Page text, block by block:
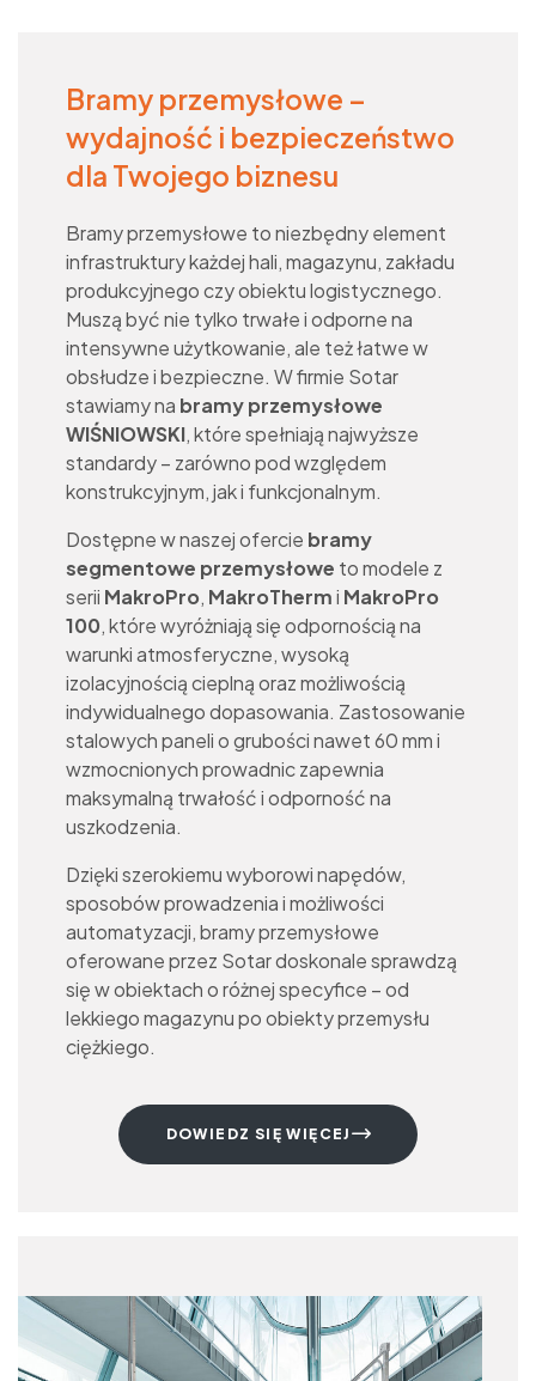
Bramy przemysłowe –
wydajność i bezpieczeństwo
dla Twojego biznesu
Bramy przemysłowe to niezbędny element
infrastruktury każdej hali, magazynu, zakładu
produkcyjnego czy obiektu logistycznego.
Muszą być nie tylko trwałe i odporne na
intensywne użytkowanie, ale też łatwe w
obsłudze i bezpieczne. W firmie Sotar
stawiamy na bramy przemysłowe
WIŚNIOWSKI, które spełniają najwyższe
standardy – zarówno pod względem
konstrukcyjnym, jak i funkcjonalnym.
Dostępne w naszej ofercie bramy
segmentowe przemysłowe to modele z
serii MakroPro, MakroThermi MakroPro
100, które wyróżniają się odpornością na
warunki atmosferyczne, wysoką
izolacyjnością cieplną oraz możliwością
indywidualnego dopasowania. Zastosowanie
stalowych paneli o grubości nawet 60 mm i
wzmocnionych prowadnic zapewnia
maksymalną trwałość i odporność na
uszkodzenia.
Dzięki szerokiemu wyborowi napędów,
sposobów prowadzenia i możliwości
automatyzacji, bramy przemysłowe
oferowane przez Sotar doskonale sprawdzą
się w obiektach o różnej specyfice – od
lekkiego magazynu po obiekty przemysłu
ciężkiego.
DOWIEDZ SIĘ WIĘCEJ